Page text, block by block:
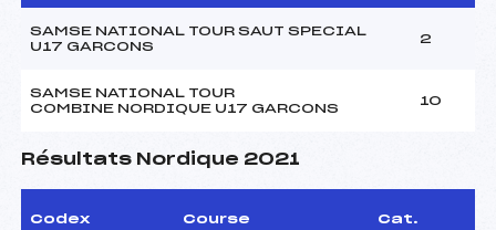
SAMSE NATIONAL TOUR SAUT SPECIAL
U17 GARCONS
2
SAMSE NATIONAL TOUR
COMBINE NORDIQUE U17 GARCONS
10
Résultats Nordique 2021
Codex Course Cat.